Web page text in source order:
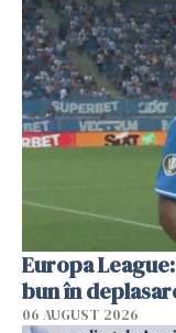
Europa
bun în
06 AUGUST 2026